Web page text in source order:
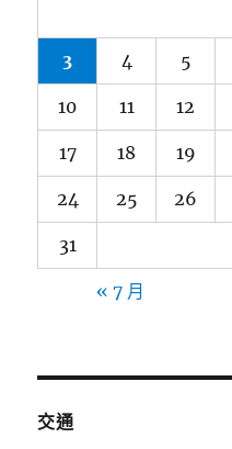
3 4 5
10 11 12
17 18 19
24 25 26
31
« 7 月
交通